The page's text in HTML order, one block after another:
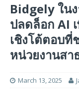
Bidgely ใน
ปลดล็อก AI
เชิงโต้ตอบ
หน่วยงานส
March 13, 2025